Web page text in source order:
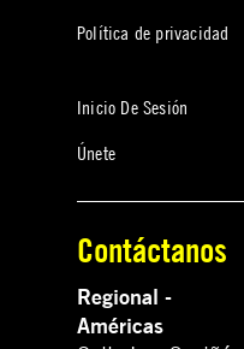
Política de privacidad
Inicio De Sesión
Únete
Contáctanos
Regional -
Américas